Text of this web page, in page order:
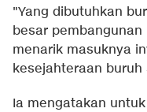
"Yang dibutuhkan
besar
menarik masuknya
kesejahteraan
Ia mengatakan